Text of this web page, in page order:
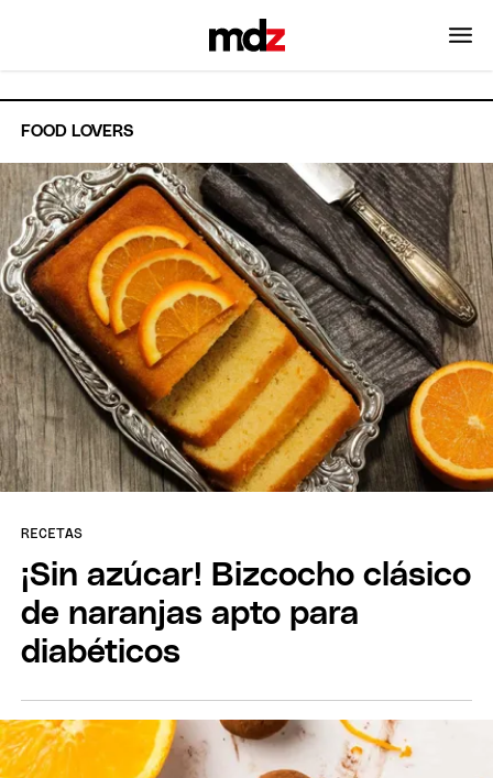
FOOD LOVERS
RECETAS
¡Sin azúcar! Bizcocho clásico
de naranjas apto para
diabéticos